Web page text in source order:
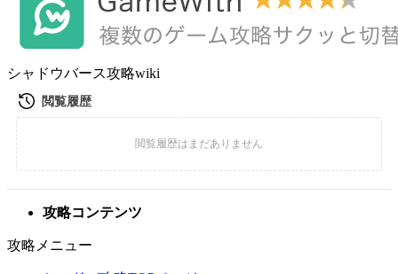
シャドウバース攻略wiki
攻略コンテンツ
攻略メニュー